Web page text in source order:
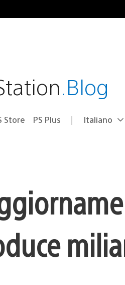
.Blog
Store PS Plus Seleziona
Regione
Italiano